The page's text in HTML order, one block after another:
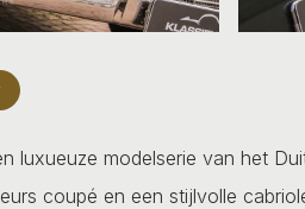
luxueuze modelserie van het
coupé en een stijlvolle